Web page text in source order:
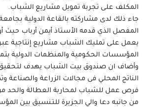
المكلف على تجربة تمويل مشاريع الشباب.
جاء ذلك لدى مشاركته بالقاعة الدولية بجامعة
المفصل الذي قدمه الأستاذ أيمن أرباب
يعمل على تمليك الشباب مشاريع إنتاجية
المؤسسات الحكومية والمنظمات الدولية
وأضاف ان صندوق بيت الشباب يهدف لتحقيق
الناتج المحلي فى مجالات الزراعة والصناعة
فرص عمل للشباب لمحاربة العطالة والحد
من جانبه دعا والي الجزيرة للتنسيق بين